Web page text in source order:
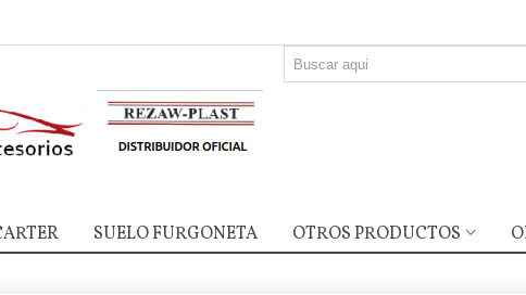
SUELO FURGONETA OTROS PRODUCTOS